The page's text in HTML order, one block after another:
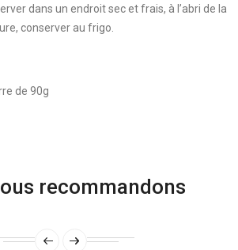
dans un endroit sec et frais, à l’abri de la
conserver au frigo.
de 90g
recommandons